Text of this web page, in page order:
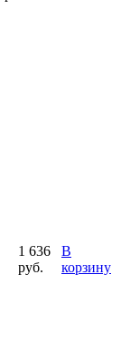
1 636
руб.
В
корзину